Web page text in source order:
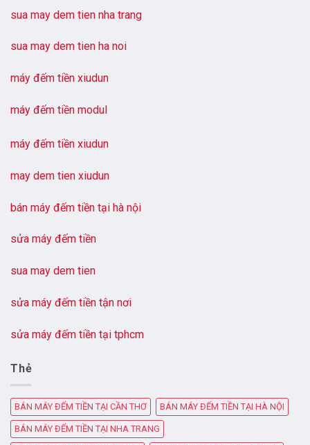
sua may dem tien nha trang
sua may dem tien ha noi
máy đếm tiền xiudun
máy đếm tiền modul
máy đếm tiền xiudun
may dem tien xiudun
bán máy đếm tiền tại hà nội
sửa máy đếm tiền
sua may dem tien
sửa máy đếm tiền tận nơi
sửa máy đếm tiền tại tphcm
Thẻ
BÁN MÁY ĐẾM TIỀN TẠI CẦN THƠ BÁN MÁY ĐẾM TIỀN TẠI HÀ NỘI
BÁN MÁY ĐẾM TIỀN TẠI NHA TRANG